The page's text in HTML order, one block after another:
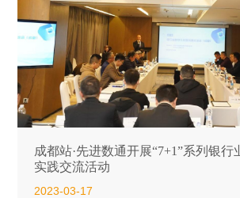
成都站·先进数通开展“7+1”系列银行
实践交流活动
2023-03-17